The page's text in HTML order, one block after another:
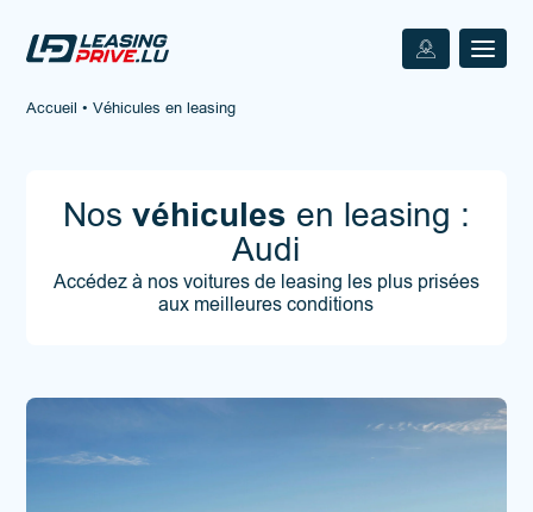
Accueil • Véhicules en leasing
Nos véhicules en leasing :
Audi
Accédez à nos voitures de leasing les plus prisées
aux meilleures conditions